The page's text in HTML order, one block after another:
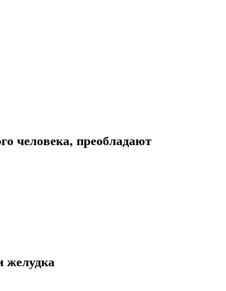
человека, преобладают
желудка